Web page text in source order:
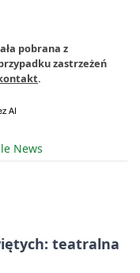
pobrana z
zastrzeżeń
.
News
teatralna